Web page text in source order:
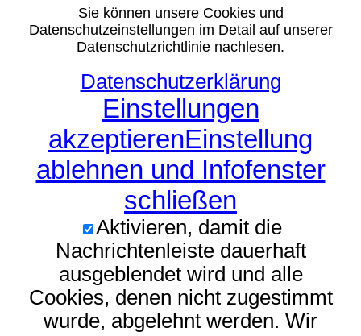
Sie können unsere Cookies und
Datenschutzeinstellungen im Detail auf unserer
Datenschutzrichtlinie nachlesen.
Datenschutzerklärung
Einstellungen
akzeptierenEinstellung
ablehnen und Infofenster
schließen
Aktivieren, damit die
Nachrichtenleiste dauerhaft
ausgeblendet wird und alle
Cookies, denen nicht zugestimmt
wurde, abgelehnt werden. Wir